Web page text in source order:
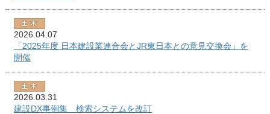
2026.04.07
「2025年度 日本建設業連合会とJR東日本との意見交換会」を
開催
2026.03.31
建設DX事例集 検索システムを改訂